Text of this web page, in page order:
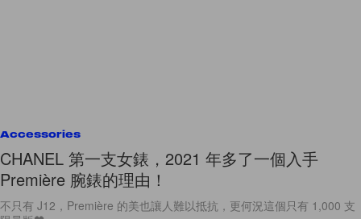
Accessories
CHANEL 第一支女錶，2021 年多了一個入手
Première 腕錶的理由！
不只有 J12，Première 的美也讓人難以抵抗，更何況這個只有 1,000 支